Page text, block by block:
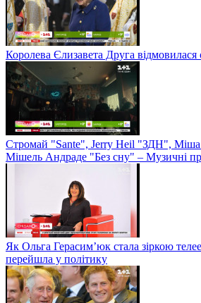
Королева Єлизавета Друга
Стромай "Sante", Jerry Heil "ЗДН",
Мішель Андраде "Без сну" – Музичні
Як Ольга Герасим’юк стала зіркою
перейшла у політику